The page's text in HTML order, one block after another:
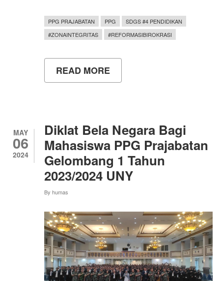
PPG PRAJABATAN PPG
SDGS #4 PENDIDIKAN
#ZONAINTEGRITAS
#REFORMASIBIROKRASI
READ MORE
SEMINAR
MAY
06
2024
Diklat Bela Negara Bagi
Mahasiswa PPG Prajabatan
Gelombang 1 Tahun
2023/2024 UNY
By humas